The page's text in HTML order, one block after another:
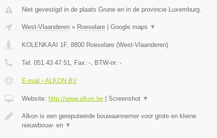
Niet gevestigd in de plaats Grune en in de provincie Luxemburg.
West-Vlaanderen » Roeselare Google maps ▼
KOLENKAAI 1F, 8800 Roeselare (West-Vlaanderen)
Tel: 051 43 47 51, Fax: -, BTW-nr: -
E-mail › ALKON BV
Website: http://www.alkon.be Screenshot ▼
Alkon is een gereputeerde bouwaannemer voor grote en kleine
nieuwbouw- en ▼